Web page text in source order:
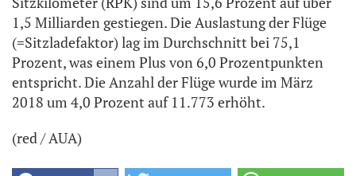
1,5 Milliarden gestiegen. Die Auslastung der Flüge
(=Sitzladefaktor) lag im Durchschnitt bei 75,1
Prozent, was einem Plus von 6,0 Prozentpunkten
entspricht. Die Anzahl der Flüge wurde im März
2018 um 4,0 Prozent auf 11.773 erhöht.
(red / AUA)